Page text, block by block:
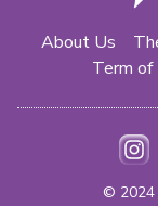
About Us
Term of
© 2024